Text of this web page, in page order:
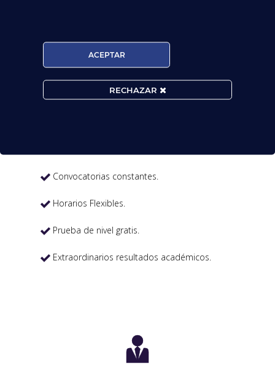

 Convocatorias constantes.
 Horarios Flexibles.
 Prueba de nivel gratis.
 Extraordinarios resultados académicos.

ACEPTAR
RECHAZAR